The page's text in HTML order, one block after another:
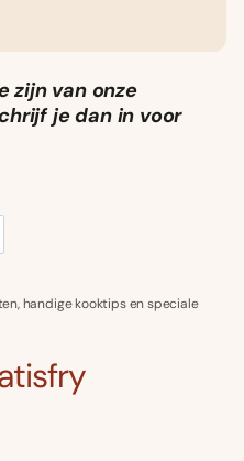
zijn van onze
je dan in voor
handige kooktips en speciale